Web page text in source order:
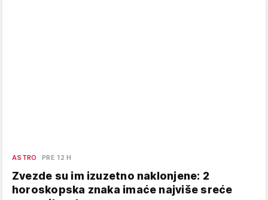
ASTRO PRE 12 H
Zvezde su im izuzetno naklonjene: 2
horoskopska znaka imaće najviše sreće